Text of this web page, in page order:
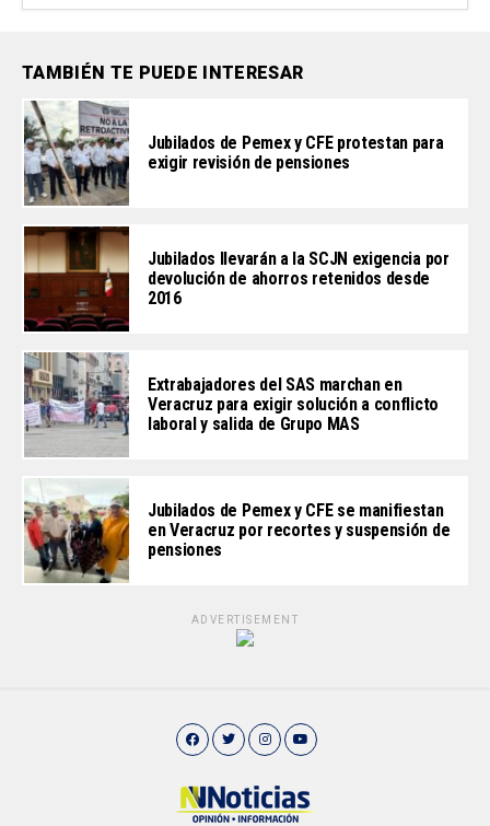
TAMBIÉN TE PUEDE INTERESAR
Jubilados de Pemex y CFE protestan para
exigir revisión de pensiones
Jubilados llevarán a la SCJN exigencia por
devolución de ahorros retenidos desde
2016
Extrabajadores del SAS marchan en
Veracruz para exigir solución a conflicto
laboral y salida de Grupo MAS
Jubilados de Pemex y CFE se manifiestan
en Veracruz por recortes y suspensión de
pensiones
ADVERTISEMENT